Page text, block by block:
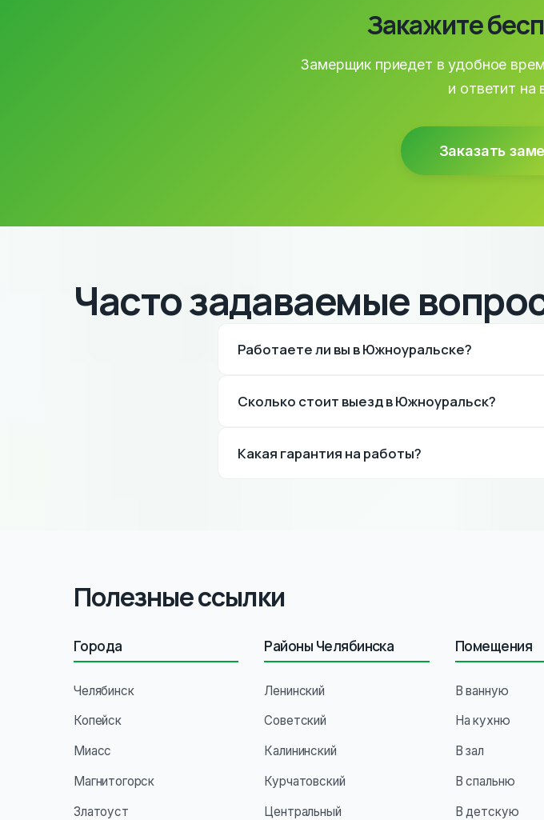
Закажите
Замерщик приедет в удобное
и ответит на
Заказать
Часто задаваемые
Работаете ли вы в Южноуральске?
Сколько стоит выезд в Южноуральск?
Какая гарантия на работы?
Полезные ссылки
Города
Челябинск
Копейск
Миасс
Магнитогорск
Златоуст
Районы Челябинска
Ленинский
Советский
Калининский
Курчатовский
Центральный
Помещения
В ванную
На кухню
В зал
В спальню
В детскую